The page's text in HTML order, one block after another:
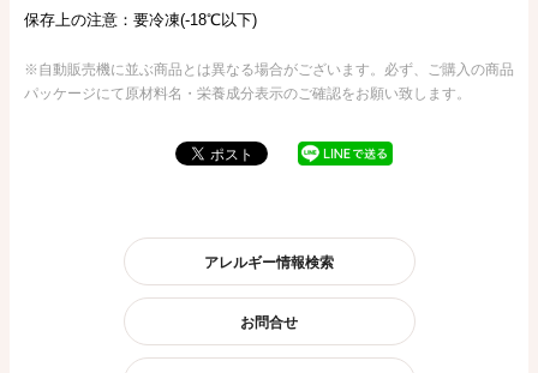
保存上の注意：要冷凍(-18℃以下)
※自動販売機に並ぶ商品とは異なる場合がございます。必ず、ご購入の商品
パッケージにて原材料名・栄養成分表示のご確認をお願い致します。
アレルギー情報検索
お問合せ